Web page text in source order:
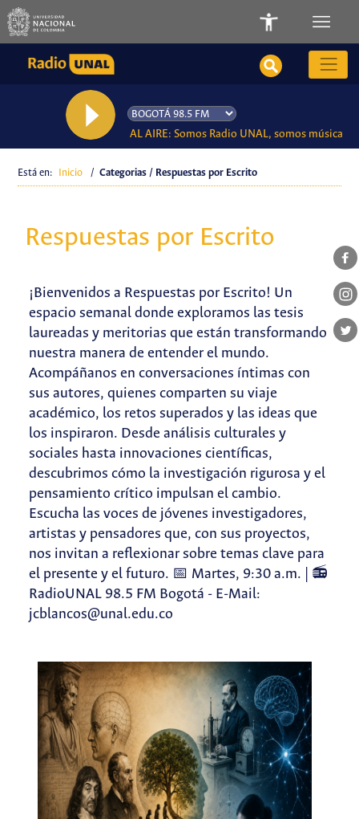
AL AIRE: Somos Radio UNAL, somos música
Está en: Inicio / Categorias / Respuestas por Escrito
Respuestas por Escrito
¡Bienvenidos a Respuestas por Escrito! Un
espacio semanal donde exploramos las tesis
laureadas y meritorias que están transformando
nuestra manera de entender el mundo.
Acompáñanos en conversaciones íntimas con
sus autores, quienes comparten su viaje
académico, los retos superados y las ideas que
los inspiraron. Desde análisis culturales y
sociales hasta innovaciones científicas,
descubrimos cómo la investigación rigurosa y el
pensamiento crítico impulsan el cambio.
Escucha las voces de jóvenes investigadores,
artistas y pensadores que, con sus proyectos,
nos invitan a reflexionar sobre temas clave para
el presente y el futuro. 📅 Martes, 9:30 a.m. | 📻
RadioUNAL 98.5 FM Bogotá - E-Mail:
jcblancos@unal.edu.co